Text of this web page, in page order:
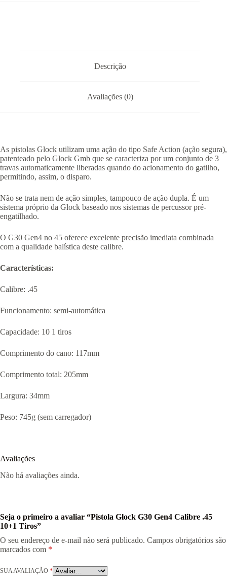
Descrição
Avaliações (0)
As pistolas Glock utilizam uma ação do tipo Safe Action (ação segura),
patenteado pelo Glock Gmb que se caracteriza por um conjunto de 3
travas automaticamente liberadas quando do acionamento do gatilho,
permitindo, assim, o disparo.
Não se trata nem de ação simples, tampouco de ação dupla. É um
sistema próprio da Glock baseado nos sistemas de percussor pré-
engatilhado.
O G30 Gen4 no 45 oferece excelente precisão imediata combinada
com a qualidade balística deste calibre.
Características:
Calibre: .45
Funcionamento: semi-automática
Capacidade: 10 1 tiros
Comprimento do cano: 117mm
Comprimento total: 205mm
Largura: 34mm
Peso: 745g (sem carregador)
Avaliações
Não há avaliações ainda.
Seja o primeiro a avaliar “Pistola Glock G30 Gen4 Calibre .45
10+1 Tiros”
O seu endereço de e-mail não será publicado. Campos obrigatórios são
marcados com *
SUA AVALIAÇÃO *